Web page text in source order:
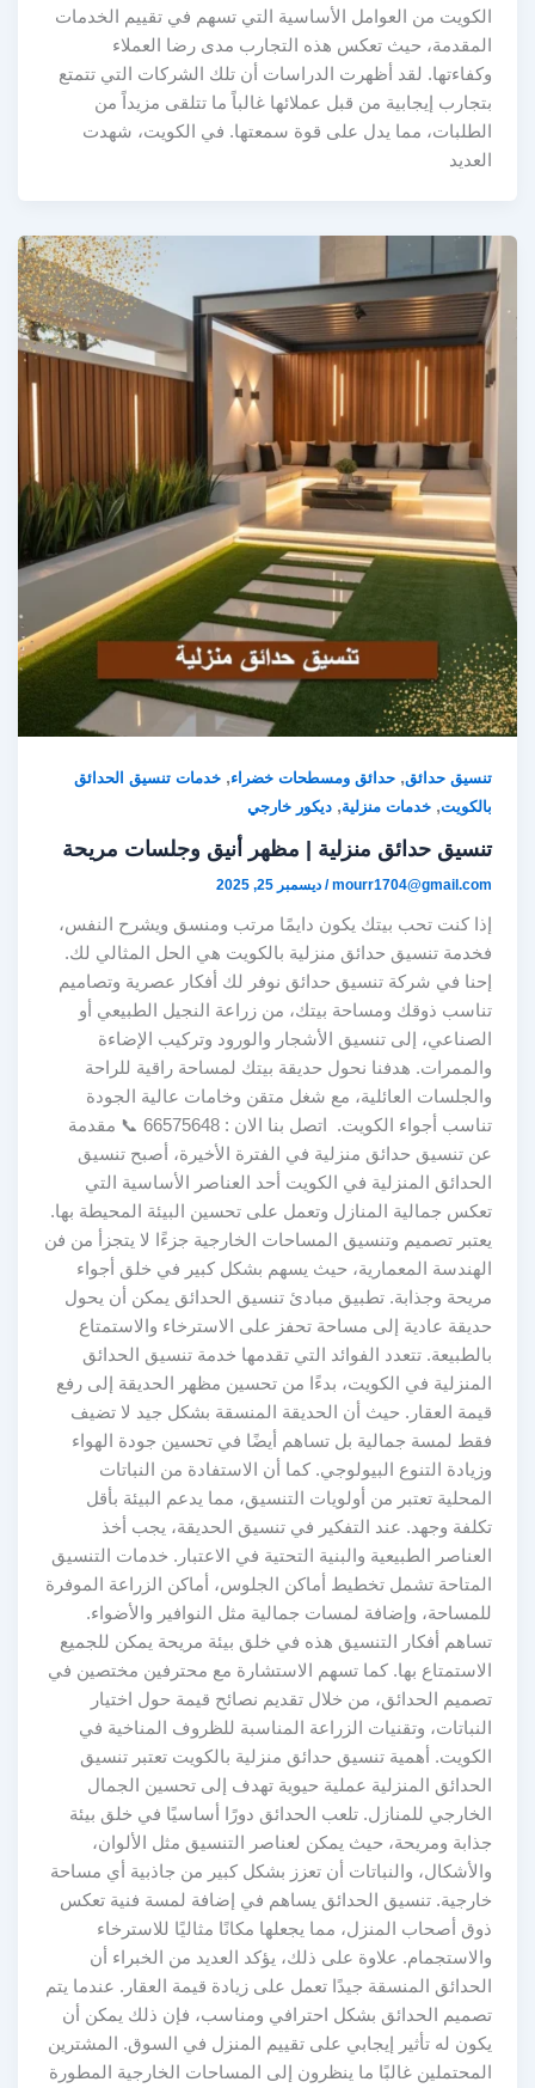
الكويت من العوامل الأساسية التي تسهم في تقييم الخدمات
المقدمة، حيث تعكس هذه التجارب مدى رضا العملاء
وكفاءتها. لقد أظهرت الدراسات أن تلك الشركات التي تتمتع
بتجارب إيجابية من قبل عملائها غالباً ما تتلقى مزيداً من
الطلبات، مما يدل على قوة سمعتها. في الكويت، شهدت
العديد
تنسيق حدائق,حدائق ومسطحات خضراء,خدمات تنسيق الحدائق
بالكويت,خدمات منزلية,ديكور خارجي
تنسيق حدائق منزلية | مظهر أنيق وجلسات مريحة
mourr1704@gmail.com
/ديسمبر 25, 2025
إذا كنت تحب بيتك يكون دايمًا مرتب ومنسق ويشرح النفس،
فخدمة تنسيق حدائق منزلية بالكويت هي الحل المثالي لك.
إحنا في شركة تنسيق حدائق نوفر لك أفكار عصرية وتصاميم
تناسب ذوقك ومساحة بيتك، من زراعة النجيل الطبيعي أو
الصناعي، إلى تنسيق الأشجار والورود وتركيب الإضاءة
والممرات. هدفنا نحول حديقة بيتك لمساحة راقية للراحة
والجلسات العائلية، مع شغل متقن وخامات عالية الجودة
تناسب أجواء الكويت. اتصل بنا الان : 66575648 📞 مقدمة
عن تنسيق حدائق منزلية في الفترة الأخيرة، أصبح تنسيق
الحدائق المنزلية في الكويت أحد العناصر الأساسية التي
تعكس جمالية المنازل وتعمل على تحسين البيئة المحيطة بها.
يعتبر تصميم وتنسيق المساحات الخارجية جزءًا لا يتجزأ من فن
الهندسة المعمارية، حيث يسهم بشكل كبير في خلق أجواء
مريحة وجذابة. تطبيق مبادئ تنسيق الحدائق يمكن أن يحول
حديقة عادية إلى مساحة تحفز على الاسترخاء والاستمتاع
بالطبيعة. تتعدد الفوائد التي تقدمها خدمة تنسيق الحدائق
المنزلية في الكويت، بدءًا من تحسين مظهر الحديقة إلى رفع
قيمة العقار. حيث أن الحديقة المنسقة بشكل جيد لا تضيف
فقط لمسة جمالية بل تساهم أيضًا في تحسين جودة الهواء
وزيادة التنوع البيولوجي. كما أن الاستفادة من النباتات
المحلية تعتبر من أولويات التنسيق، مما يدعم البيئة بأقل
تكلفة وجهد. عند التفكير في تنسيق الحديقة، يجب أخذ
العناصر الطبيعية والبنية التحتية في الاعتبار. خدمات التنسيق
المتاحة تشمل تخطيط أماكن الجلوس، أماكن الزراعة الموفرة
للمساحة، وإضافة لمسات جمالية مثل النوافير والأضواء.
تساهم أفكار التنسيق هذه في خلق بيئة مريحة يمكن للجميع
الاستمتاع بها. كما تسهم الاستشارة مع محترفين مختصين في
تصميم الحدائق، من خلال تقديم نصائح قيمة حول اختيار
النباتات، وتقنيات الزراعة المناسبة للظروف المناخية في
الكويت. أهمية تنسيق حدائق منزلية بالكويت تعتبر تنسيق
الحدائق المنزلية عملية حيوية تهدف إلى تحسين الجمال
الخارجي للمنازل. تلعب الحدائق دورًا أساسيًا في خلق بيئة
جذابة ومريحة، حيث يمكن لعناصر التنسيق مثل الألوان،
والأشكال، والنباتات أن تعزز بشكل كبير من جاذبية أي مساحة
خارجية. تنسيق الحدائق يساهم في إضافة لمسة فنية تعكس
ذوق أصحاب المنزل، مما يجعلها مكانًا مثاليًا للاسترخاء
والاستجمام. علاوة على ذلك، يؤكد العديد من الخبراء أن
الحدائق المنسقة جيدًا تعمل على زيادة قيمة العقار. عندما يتم
تصميم الحدائق بشكل احترافي ومناسب، فإن ذلك يمكن أن
يكون له تأثير إيجابي على تقييم المنزل في السوق. المشترين
المحتملين غالبًا ما ينظرون إلى المساحات الخارجية المطورة